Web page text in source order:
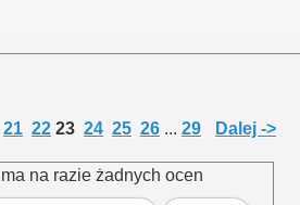
21 22 23 24 25 26 ... 29 Dalej ->
na razie żadnych ocen